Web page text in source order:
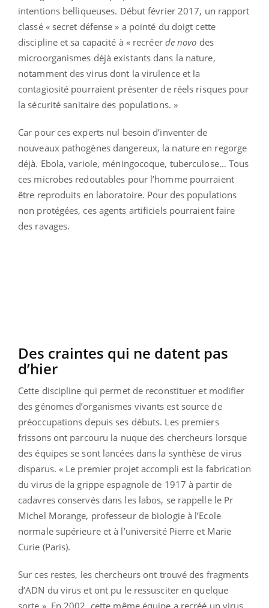
intentions belliqueuses. Début février 2017, un rapport
classé « secret défense » a pointé du doigt cette
discipline et sa capacité à « recréer de novo des
microorganismes déjà existants dans la nature,
notamment des virus dont la virulence et la
contagiosité pourraient présenter de réels risques pour
la sécurité sanitaire des populations. »
Car pour ces experts nul besoin d’inventer de
nouveaux pathogènes dangereux, la nature en regorge
déjà. Ebola, variole, méningocoque, tuberculose… Tous
ces microbes redoutables pour l’homme pourraient
être reproduits en laboratoire. Pour des populations
non protégées, ces agents artificiels pourraient faire
des ravages.
Des craintes qui ne datent pas
d’hier
Cette discipline qui permet de reconstituer et modifier
des génomes d’organismes vivants est source de
préoccupations depuis ses débuts. Les premiers
frissons ont parcouru la nuque des chercheurs lorsque
des équipes se sont lancées dans la synthèse de virus
disparus. « Le premier projet accompli est la fabrication
du virus de la grippe espagnole de 1917 à partir de
cadavres conservés dans les labos, se rappelle le Pr
Michel Morange, professeur de biologie à l’Ecole
normale supérieure et à l’université Pierre et Marie
Curie (Paris).
Sur ces restes, les chercheurs ont trouvé des fragments
d’ADN du virus et ont pu le ressusciter en quelque